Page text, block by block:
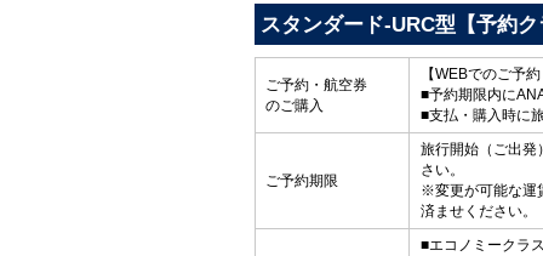
スタンダード-URC型【予約
ご予約・航空券
のご購入
【WEBでのご予
■予約期限内に
■支払・購入時に
ご予約期限
旅行開始（ご出発
さい。
※変更が可能な運
済ませください。
■エコノミークラ